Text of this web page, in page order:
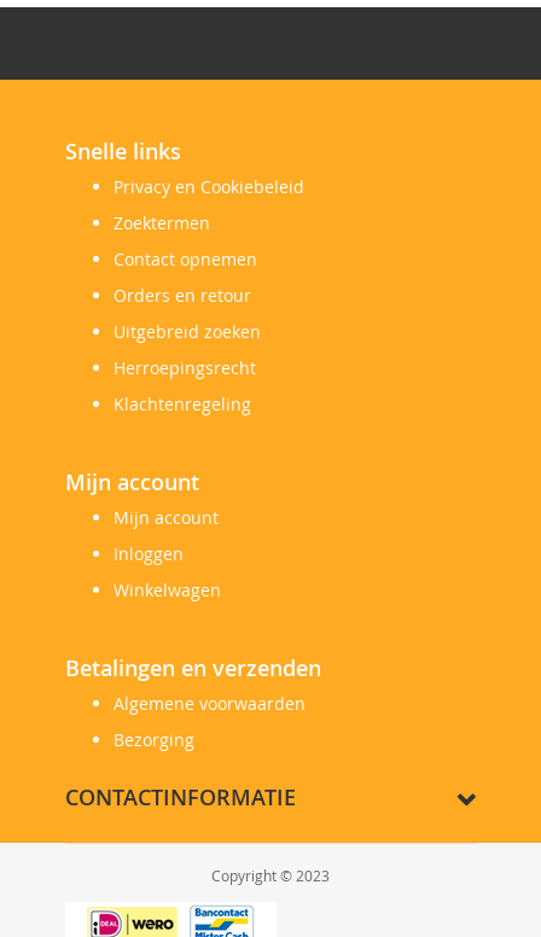
Snelle links
Privacy en Cookiebeleid
Zoektermen
Contact opnemen
Orders en retour
Uitgebreid zoeken
Herroepingsrecht
Klachtenregeling
Mijn account
Mijn account
Inloggen
Winkelwagen
Betalingen en verzenden
Algemene voorwaarden
Bezorging
CONTACTINFORMATIE
Copyright © 2023